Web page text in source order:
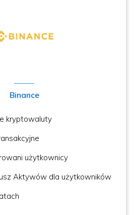
Binance
kryptowaluty
użytkownicy
Aktywów dla użytkowników